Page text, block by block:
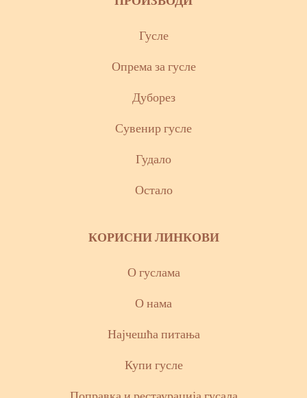
Гусле
Опрема за гусле
Дуборез
Сувенир гусле
Гудало
Остало
КОРИСНИ ЛИНКОВИ
О гуслама
О нама
Најчешћа питања
Купи гусле